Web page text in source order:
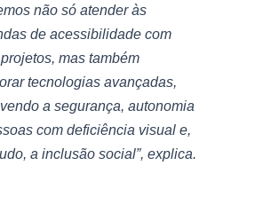
não só atender às
de acessibilidade com
mas também
tecnologias avançadas,
a segurança, autonomia
com deficiência visual e,
a inclusão social”, explica.